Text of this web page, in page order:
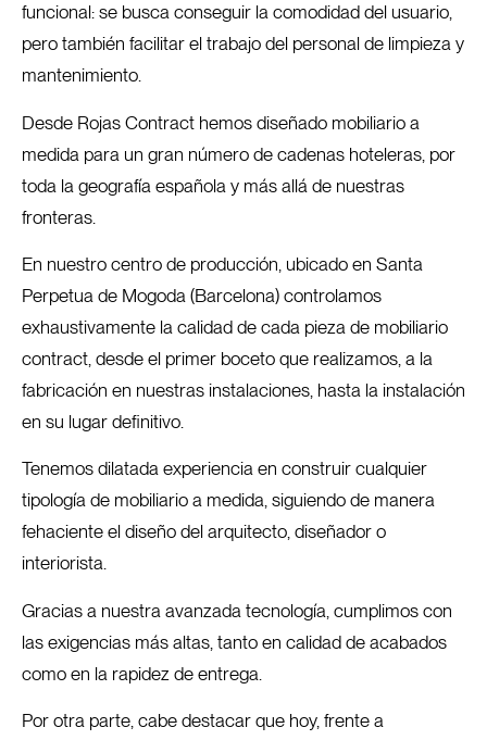
funcional: se busca conseguir la comodidad del usuario,
pero también facilitar el trabajo del personal de limpieza y
mantenimiento.
Desde Rojas Contract hemos diseñado mobiliario a
medida para un gran número de cadenas hoteleras, por
toda la geografía española y más allá de nuestras
fronteras.
En nuestro centro de producción, ubicado en Santa
Perpetua de Mogoda (Barcelona) controlamos
exhaustivamente la calidad de cada pieza de mobiliario
contract, desde el primer boceto que realizamos, a la
fabricación en nuestras instalaciones, hasta la instalación
en su lugar definitivo.
Tenemos dilatada experiencia en construir cualquier
tipología de mobiliario a medida, siguiendo de manera
fehaciente el diseño del arquitecto, diseñador o
interiorista.
Gracias a nuestra avanzada tecnología, cumplimos con
las exigencias más altas, tanto en calidad de acabados
como en la rapidez de entrega.
Por otra parte, cabe destacar que hoy, frente a